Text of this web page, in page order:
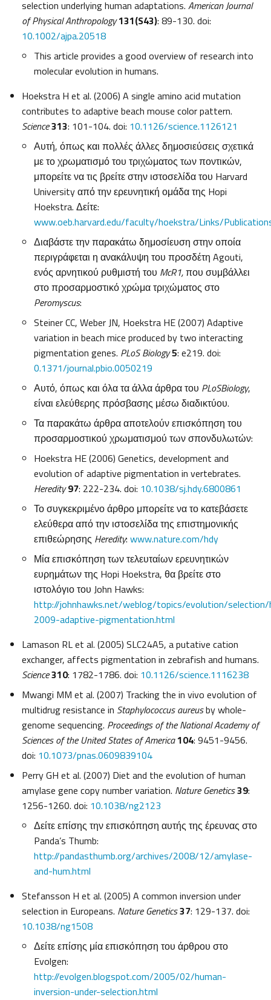
selection underlying human adaptations. American Journal
of Physical Anthropology131(S43): 89-130. doi:
10.1002/ajpa.20518
This article provides a good overview of research into
molecular evolution in humans.
Hoekstra H et al. (2006) A single amino acid mutation
contributes to adaptive beach mouse color pattern.
Science313: 101-104. doi: 10.1126/science.1126121
Αυτή, όπως και πολλές άλλες δημοσιεύσεις σχετικά
με το χρωματισμό του τριχώματος των ποντικών,
μπορείτε να τις βρείτε στην ιστοσελίδα του Harvard
University από την ερευνητική ομάδα της Hopi
Hoekstra. Δείτε:
www.oeb.harvard.edu/faculty/hoekstra/Links/
Διαβάστε την παρακάτω δημοσίευση στην οποία
περιγράφεται η ανακάλυψη του προσδέτη Agouti,
ενός αρνητικού ρυθμιστή του McR1,που συμβάλλει
στο προσαρμοστικό χρώμα τριχώματος στο
Peromyscus:
Steiner CC, Weber JN, Hoekstra HE (2007) Adaptive
variation in beach mice produced by two interacting
pigmentation genes. PLoS Biology5: e219. doi:
0.1371/journal.pbio.0050219
Αυτό, όπως και όλα τα άλλα άρθρα του PLoSBiology,
είναι ελεύθερης πρόσβασης μέσω διαδικτύου.
Τα παρακάτω άρθρα αποτελούν επισκόπηση του
προσαρμοστικού χρωματισμού των σπονδυλωτών:
Hoekstra HE (2006) Genetics, development and
evolution of adaptive pigmentation in vertebrates.
Heredity 97: 222-234. doi: 10.1038/sj.hdy.6800861
Το συγκεκριμένο άρθρο μπορείτε να το κατεβάσετε
ελεύθερα από την ιστοσελίδα της επιστημονικής
επιθεώρησης Heredity: www.nature.com/hdy
Μία επισκόπηση των τελευταίων ερευνητικών
ευρημάτων της Hopi Hoekstra, θα βρείτε στο
ιστολόγιο του John Hawks:
http://johnhawks.net/weblog/topics/evolution/
2009-adaptive-pigmentation.html
Lamason RL et al. (2005) SLC24A5, a putative cation
exchanger, affects pigmentation in zebrafish and humans.
Science310: 1782-1786. doi: 10.1126/science.1116238
Mwangi MM et al. (2007) Tracking the in vivo evolution of
multidrug resistance in Staphylococcus aureusby whole-
genome sequencing. Proceedings of the National Academy of
Sciences of the United States of America104: 9451-9456.
doi: 10.1073/pnas.0609839104
Perry GH et al. (2007) Diet and the evolution of human
amylase gene copy number variation. Nature Genetics39:
1256-1260. doi: 10.1038/ng2123
Δείτε επίσης την επισκόπηση αυτής της έρευνας στο
Panda’s Thumb:
http://pandasthumb.org/archives/2008/12/amylase-
and-hum.html
Stefansson H et al. (2005) A common inversion under
selection in Europeans. Nature Genetics37: 129-137. doi:
10.1038/ng1508
Δείτε επίσης μία επισκόπηση του άρθρου στο
Evolgen:
http://evolgen.blogspot.com/2005/02/human-
inversion-under-selection.html